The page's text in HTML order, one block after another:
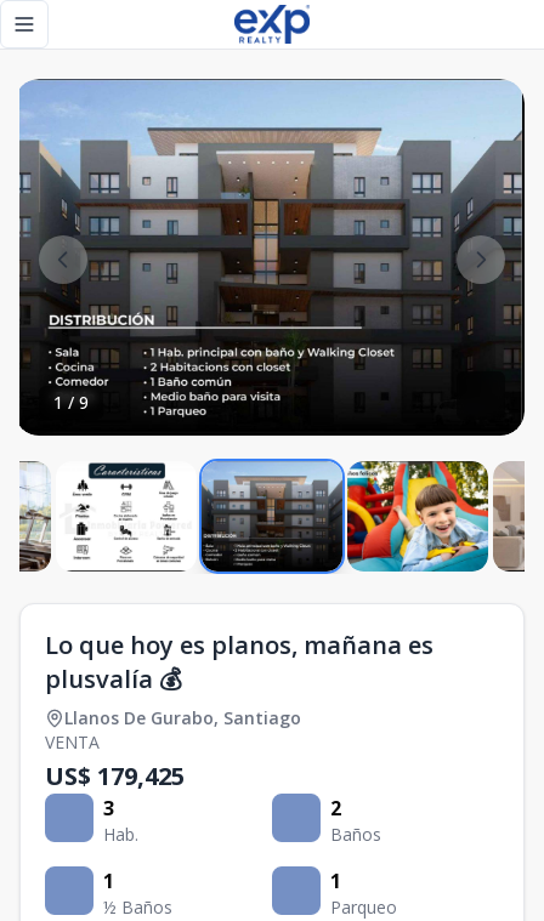
Toggle navigation menu
1/9
Lo que hoy es planos, mañana es
plusvalía 💰
Llanos De Gurabo, Santiago
VENTA
US$ 179,425
3
Hab.
2
Baños
1
½ Baños
1
Parqueo
Lo que hoy es planos, mañana es plusvalía 💰 - eXp Realty